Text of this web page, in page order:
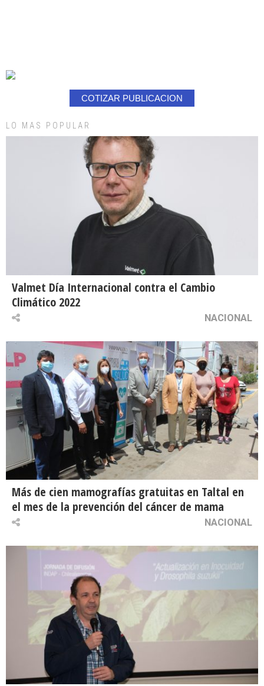
COTIZAR PUBLICACION
LO MAS POPULAR
Valmet Día Internacional contra el Cambio
Climático 2022
NACIONAL
Más de cien mamografías gratuitas en Taltal en
el mes de la prevención del cáncer de mama
NACIONAL